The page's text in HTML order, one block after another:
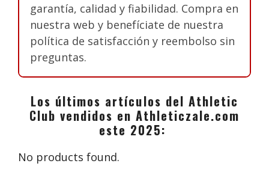
garantía, calidad y fiabilidad. Compra en
nuestra web y benefíciate de nuestra
política de satisfacción y reembolso sin
preguntas.
Los últimos artículos del Athletic
Club vendidos en Athleticzale.com
este 2025:
No products found.